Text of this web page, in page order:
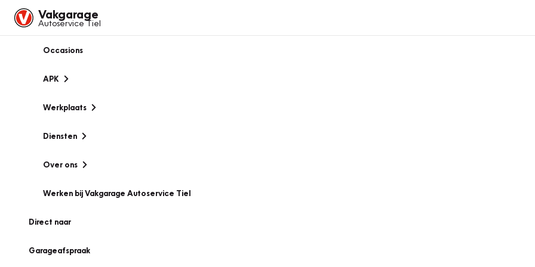
Vakgarage
Autoservice Tiel
Occasions
APK
Werkplaats
Diensten
Over ons
Werken bij Vakgarage Autoservice Tiel
Direct naar
Garageafspraak